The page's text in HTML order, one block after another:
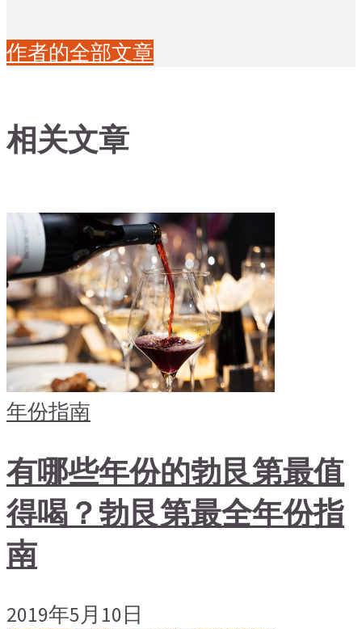
作者的全部文章
相关文章
年份指南
有哪些年份的勃艮第最值
得喝？勃艮第最全年份指
南
2019年5月10日